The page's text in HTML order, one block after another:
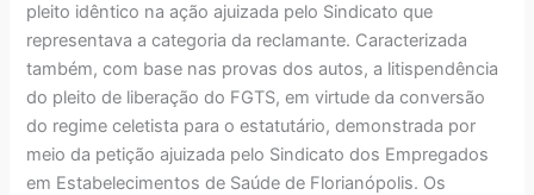
pleito idêntico na ação ajuizada pelo Sindicato que
representava a categoria da reclamante. Caracterizada
também, com base nas provas dos autos, a litispendência
do pleito de liberação do FGTS, em virtude da conversão
do regime celetista para o estatutário, demonstrada por
meio da petição ajuizada pelo Sindicato dos Empregados
em Estabelecimentos de Saúde de Florianópolis. Os